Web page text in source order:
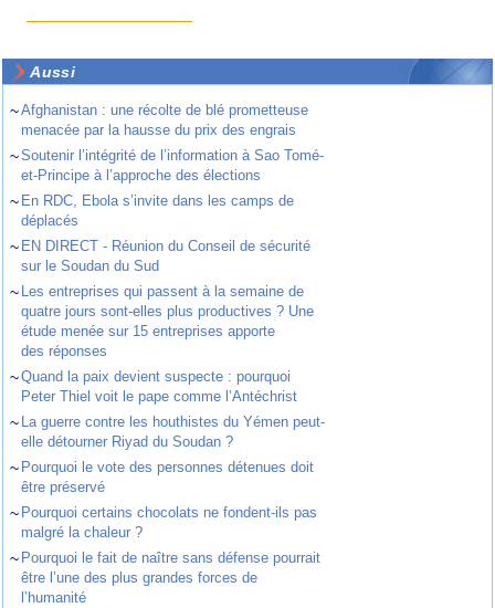
Aussi
~Afghanistan : une récolte de blé prometteuse
menacée par la hausse du prix des engrais
~Soutenir l’intégrité de l’information à Sao Tomé-
et-Principe à l’approche des élections
~ En RDC, Ebola s’invite dans les camps de
déplacés
~ EN DIRECT - Réunion du Conseil de sécurité
sur le Soudan du Sud
~ Les entreprises qui passent à la semaine de
quatre jours sont-elles plus productives ? Une
étude menée sur 15 entreprises apporte
des réponses
~Quand la paix devient suspecte : pourquoi
Peter Thiel voit le pape comme l’Antéchrist
~ La guerre contre les houthistes du Yémen peut-
elle détourner Riyad du Soudan ?
~ Pourquoi le vote des personnes détenues doit
être préservé
~ Pourquoi certains chocolats ne fondent-ils pas
malgré la chaleur ?
~ Pourquoi le fait de naître sans défense pourrait
être l’une des plus grandes forces de
l’humanité